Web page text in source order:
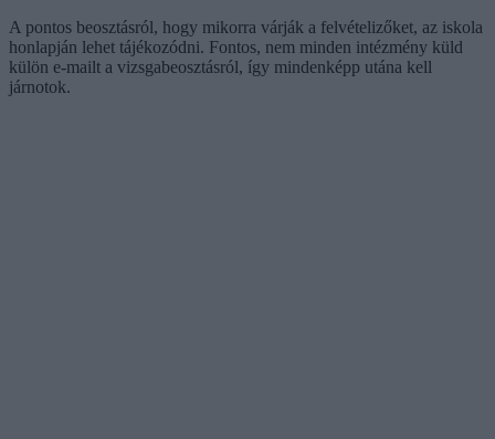
A pontos beosztásról, hogy mikorra várják a felvételizőket, az iskola
honlapján lehet tájékozódni. Fontos, nem minden intézmény küld
külön e-mailt a vizsgabeosztásról, így mindenképp utána kell
járnotok.